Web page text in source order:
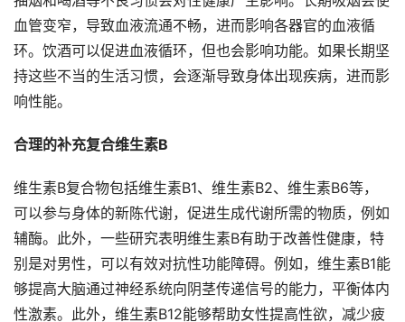
血管变窄，导致血液流通不畅，进而影响各器官的血液循
环。饮酒可以促进血液循环，但也会影响功能。如果长期坚
持这些不当的生活习惯，会逐渐导致身体出现疾病，进而影
响性能。
合理的补充复合维生素B
维生素B复合物包括维生素B1、维生素B2、维生素B6等，
可以参与身体的新陈代谢，促进生成代谢所需的物质，例如
辅酶。此外，一些研究表明维生素B有助于改善性健康，特
别是对男性，可以有效对抗性功能障碍。例如，维生素B1能
够提高大脑通过神经系统向阴茎传递信号的能力，平衡体内
性激素。此外，维生素B12能够帮助女性提高性欲，减少疲